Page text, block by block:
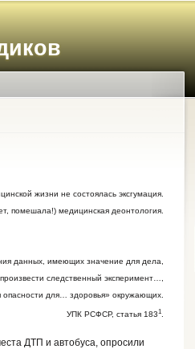
жизни не состоялась эксгумация.
помешала!) медицинская деонтология.
данных, имеющих значение для дела,
следственный эксперимент…,
для… здоровья» окружающих.
УПК РСФСР, статья 1831
ДТП и автобуса, опросили